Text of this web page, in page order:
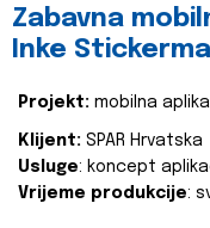
Zabavna
Inke
Projekt: mobilna
Klijent: SPAR Hrvatska
Usluge: koncept
Vrijeme produkcije: